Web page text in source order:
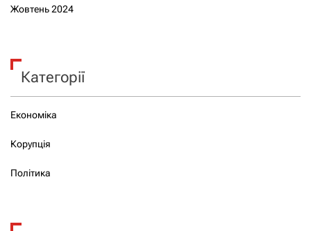
Жовтень 2024
Категорії
Економіка
Корупція
Політика